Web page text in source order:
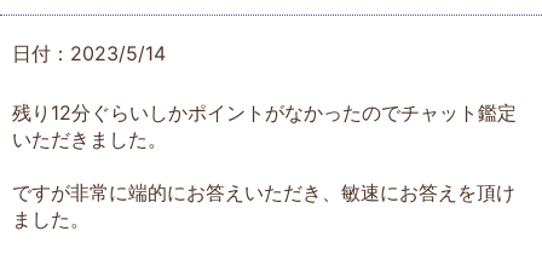
日付：2023/5/14
残り12分ぐらいしかポイントがなかったのでチャット鑑定
いただきました。
ですが非常に端的にお答えいただき、敏速にお答えを頂け
ました。